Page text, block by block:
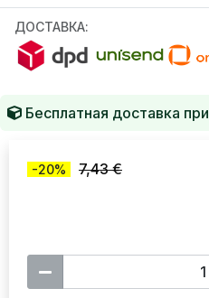
ДОСТАВКА:
Бесплатная доставка при
-20% 7,43 €